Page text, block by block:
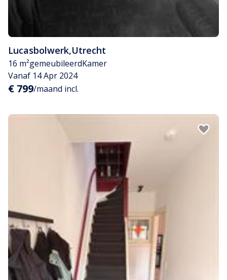
Lucasbolwerk,Utrecht
16 m²gemeubileerdKamer
Vanaf 14 Apr 2024
€ 799/maand incl.